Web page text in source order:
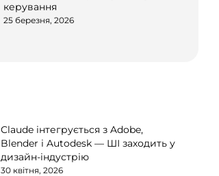
керування
25 березня, 2026
Claude інтегрується з Adobe,
Blender і Autodesk — ШІ заходить у
дизайн-індустрію
30 квітня, 2026